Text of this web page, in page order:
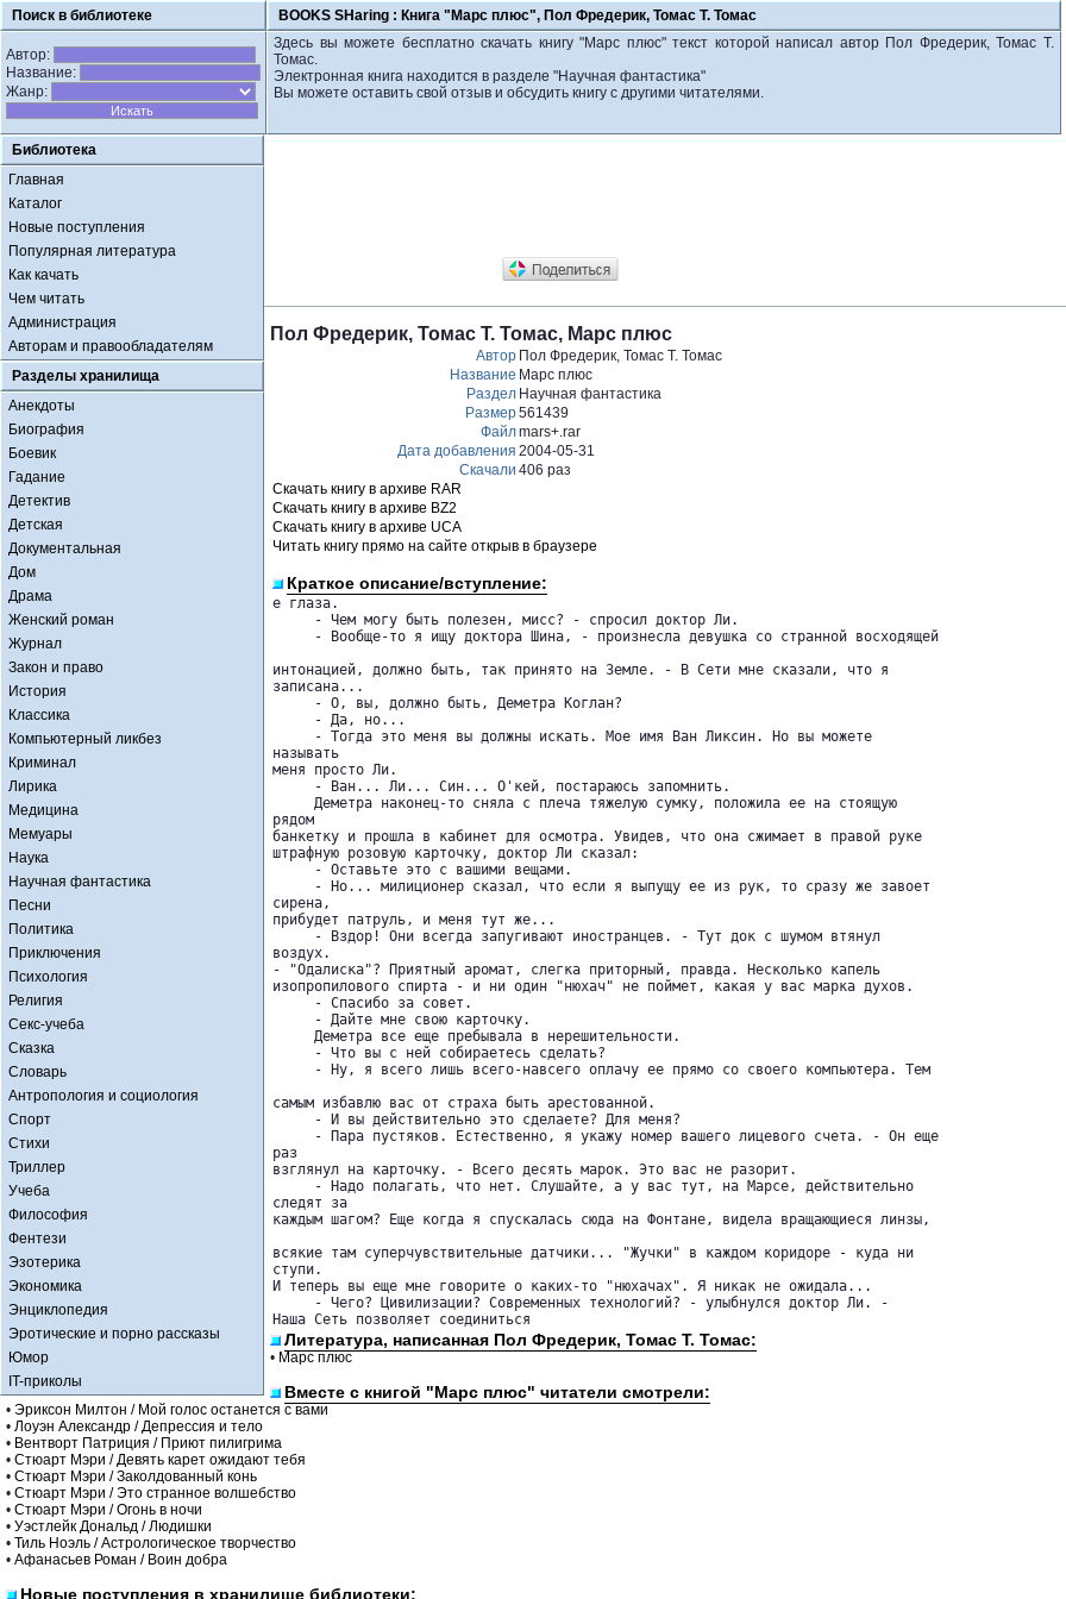
Поиск в библиотеке BOOKS SHaring : Книга "Марс плюс", Пол Фредерик, Томас Т. Томас
Автор:
Название:
Жанр:
Здесь вы можете бесплатно скачать книгу "Марс плюс" текст которой написал автор Пол Фредерик, Томас Т.
Томас.
Электронная книга находится в разделе "Научная фантастика"
Вы можете оставить свой отзыв и обсудить книгу с другими читателями.
Библиотека
Главная
Каталог
Новые поступления
Популярная литература
Как качать
Чем читать
Администрация
Авторам и правообладателям
Разделы хранилища
Анекдоты
Биография
Боевик
Гадание
Детектив
Детская
Документальная
Дом
Драма
Женский роман
Журнал
Закон и право
История
Классика
Компьютерный ликбез
Криминал
Лирика
Медицина
Мемуары
Наука
Научная фантастика
Песни
Политика
Приключения
Психология
Религия
Секс-учеба
Сказка
Словарь
Антропология и социология
Спорт
Стихи
Триллер
Учеба
Философия
Фентези
Эзотерика
Экономика
Энциклопедия
Эротические и порно рассказы
Юмор
IT-приколы
Пол Фредерик, Томас Т. Томас, Марс плюс
Автор Пол Фредерик, Томас Т. Томас
Название Марс плюс
Раздел Научная фантастика
Размер561439
Файлmars+.rar
Дата добавления 2004-05-31
Скачали 406 раз
Скачать книгу в архиве RAR
Скачать книгу в архиве BZ2
Скачать книгу в архиве UCA
Читать книгу прямо на сайте открыв в браузере
Краткое описание/вступление:
е глаза.
     - Чем могу быть полезен, мисс? - спросил доктор Ли.
     - Вообще-то я ищу доктора Шина, - произнесла девушка со странной восходящей
интонацией, должно быть, так принято на Земле. - В Сети мне сказали, что я
записана...
     - О, вы, должно быть, Деметра Коглан?
     - Да, но...
     - Тогда это меня вы должны искать. Мое имя Ван Ликсин. Но вы можете
называть
меня просто Ли.
     - Ван... Ли... Син... О'кей, постараюсь запомнить.
     Деметра наконец-то сняла с плеча тяжелую сумку, положила ее на стоящую
рядом
банкетку и прошла в кабинет для осмотра. Увидев, что она сжимает в правой руке
штрафную розовую карточку, доктор Ли сказал:
     - Оставьте это с вашими вещами.
     - Но... милиционер сказал, что если я выпущу ее из рук, то сразу же завоет
сирена,
прибудет патруль, и меня тут же...
     - Вздор! Они всегда запугивают иностранцев. - Тут док с шумом втянул
воздух.
- "Одалиска"? Приятный аромат, слегка приторный, правда. Несколько капель
изопропилового спирта - и ни один "нюхач" не поймет, какая у вас марка духов.
     - Спасибо за совет.
     - Дайте мне свою карточку.
     Деметра все еще пребывала в нерешительности.
     - Что вы с ней собираетесь сделать?
     - Ну, я всего лишь всего-навсего оплачу ее прямо со своего компьютера. Тем
самым избавлю вас от страха быть арестованной.
     - И вы действительно это сделаете? Для меня?
     - Пара пустяков. Естественно, я укажу номер вашего лицевого счета. - Он еще
раз
взглянул на карточку. - Всего десять марок. Это вас не разорит.
     - Надо полагать, что нет. Слушайте, а у вас тут, на Марсе, действительно
следят за
каждым шагом? Еще когда я спускалась сюда на Фонтане, видела вращающиеся линзы,
всякие там суперчувствительные датчики... "Жучки" в каждом коридоре - куда ни
ступи.
И теперь вы еще мне говорите о каких-то "нюхачах". Я никак не ожидала...
     - Чего? Цивилизации? Современных технологий? - улыбнулся доктор Ли. -
Наша Сеть позволяет соединиться
Литература, написанная Пол Фредерик, Томас Т. Томас:
• Марс плюс
Вместе с книгой "Марс плюс" читатели смотрели:
• Эриксон Милтон / Мой голос останется с вами
• Лоуэн Александр / Депрессия и тело
• Вентворт Патриция / Приют пилигрима
• Стюарт Мэри / Девять карет ожидают тебя
• Стюарт Мэри / Заколдованный конь
• Стюарт Мэри / Это странное волшебство
• Стюарт Мэри / Огонь в ночи
• Уэстлейк Дональд / Людишки
• Тиль Ноэль / Астрологическое творчество
• Афанасьев Роман / Воин добра
Новые поступления в хранилище библиотеки: